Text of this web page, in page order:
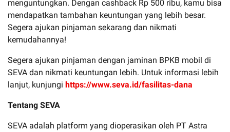
menguntungkan. Dengan cashback Rp 500 ribu, kamu bisa
mendapatkan tambahan keuntungan yang lebih besar.
Segera ajukan pinjaman sekarang dan nikmati
kemudahannya!
Segera ajukan pinjaman dengan jaminan BPKB mobil di
SEVA dan nikmati keuntungan lebih. Untuk informasi lebih
lanjut, kunjungi https://www.seva.id/fasilitas-dana
Tentang SEVA
SEVA adalah platform yang dioperasikan oleh PT Astra